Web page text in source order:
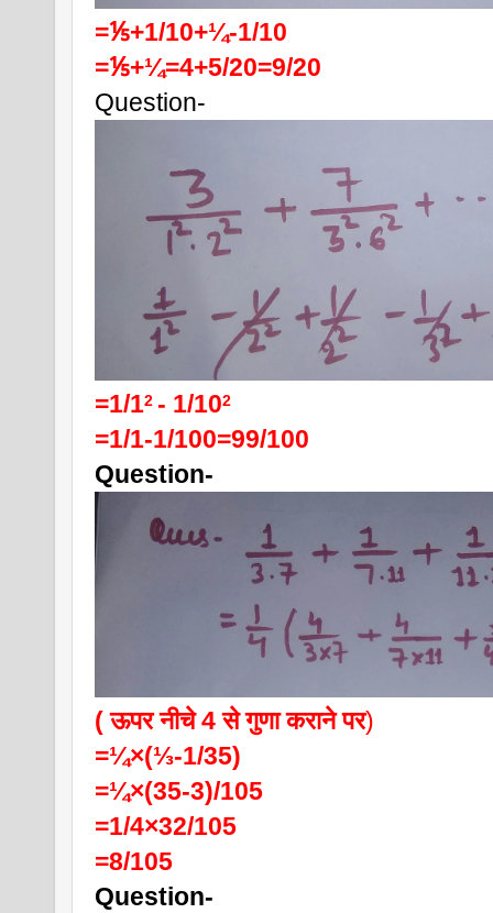
=⅕+1/10+¼-1/10
=⅕+¼=4+5/20=9/20
Question-
=1/12 - 1/102
=1/1-1/100=99/100
Question-
( ऊपर नीचे 4 से गुणा कराने पर)
=¼×(⅓-1/35)
=¼×(35-3)/105
=1/4×32/105
=8/105
Question-